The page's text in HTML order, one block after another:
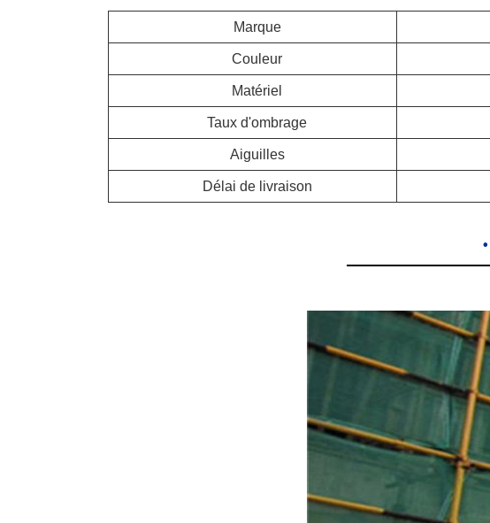
Marque
Couleur
Matériel
Taux d'ombrage
Aiguilles
Délai de livraison
•